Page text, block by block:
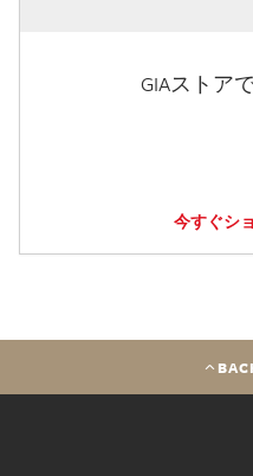
GIAストア
今すぐシ